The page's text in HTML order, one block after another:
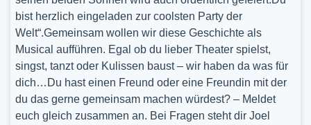
bist herzlich eingeladen zur coolsten Party der
Welt“.Gemeinsam wollen wir diese Geschichte als
Musical aufführen. Egal ob du lieber Theater spielst,
singst, tanzt oder Kulissen baust – wir haben da was für
dich…Du hast einen Freund oder eine Freundin mit der
du das gerne gemeinsam machen würdest? – Meldet
euch gleich zusammen an. Bei Fragen steht dir Joel